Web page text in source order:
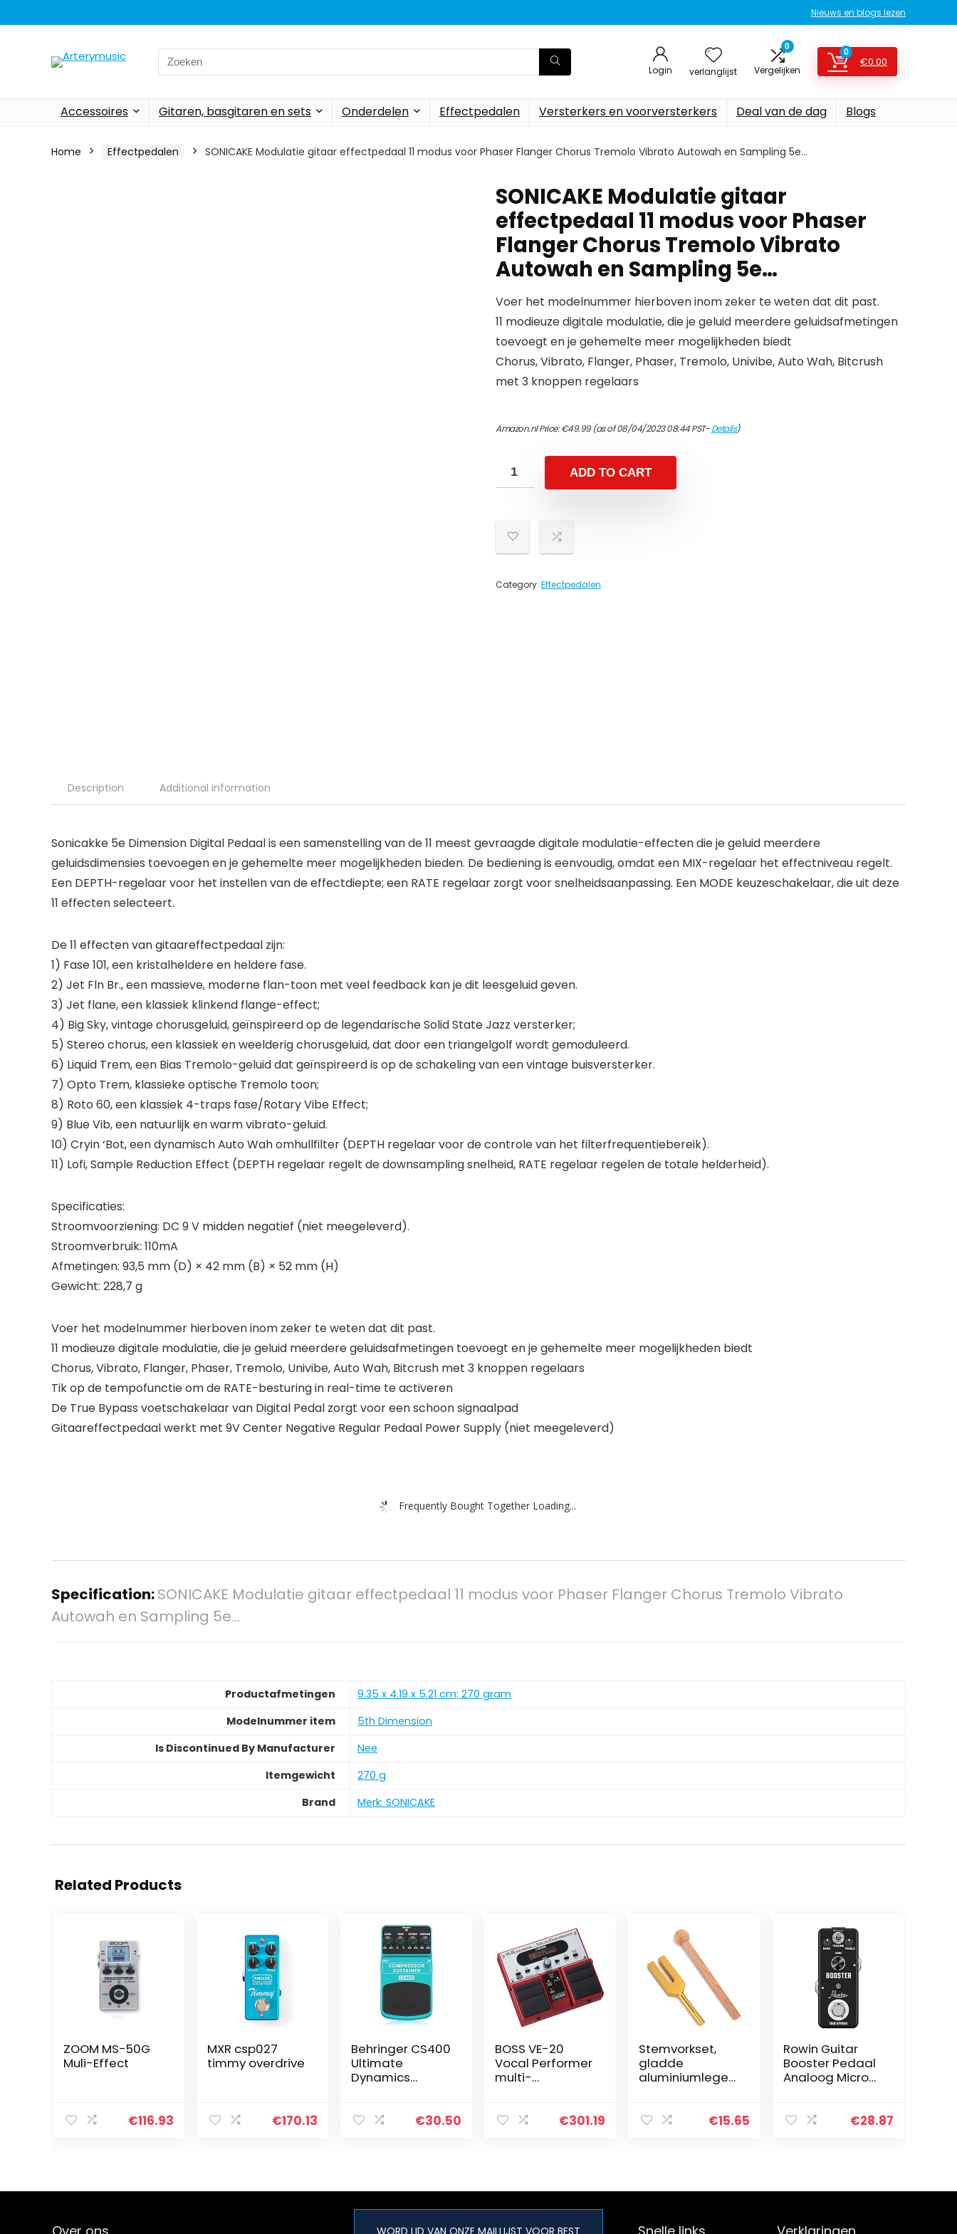
Nieuws en blogs lezen
Search
for:
Login verlanglijst
0
Vergelijken
0
€0.00
Accessoires Gitaren, basgitaren en sets Onderdelen Effectpedalen Versterkers en voorversterkers Deal van de dag Blogs
Home Effectpedalen SONICAKE Modulatie gitaar effectpedaal 11 modus voor Phaser Flanger Chorus Tremolo Vibrato Autowah en Sampling 5e…
SONICAKE Modulatie gitaar
effectpedaal 11 modus voor Phaser
Flanger Chorus Tremolo Vibrato
Autowah en Sampling 5e…
Voer het modelnummer hierboven inom zeker te weten dat dit past.
11 modieuze digitale modulatie, die je geluid meerdere geluidsafmetingen
toevoegt en je gehemelte meer mogelijkheden biedt
Chorus, Vibrato, Flanger, Phaser, Tremolo, Univibe, Auto Wah, Bitcrush
met 3 knoppen regelaars
Amazon.nl Price:€49.99(as of 08/04/2023 08:44 PST-Details)
ADD TO CART
Category: Effectpedalen
Description Additional information
Sonicakke 5e Dimension Digital Pedaal is een samenstelling van de 11 meest gevraagde digitale modulatie-effecten die je geluid meerdere
geluidsdimensies toevoegen en je gehemelte meer mogelijkheden bieden. De bediening is eenvoudig, omdat een MIX-regelaar het effectniveau regelt.
Een DEPTH-regelaar voor het instellen van de effectdiepte; een RATE regelaar zorgt voor snelheidsaanpassing. Een MODE keuzeschakelaar, die uit deze
11 effecten selecteert.
De 11 effecten van gitaareffectpedaal zijn:
1) Fase 101, een kristalheldere en heldere fase.
2) Jet Fln Br., een massieve, moderne flan-toon met veel feedback kan je dit leesgeluid geven.
3) Jet flane, een klassiek klinkend flange-effect;
4) Big Sky, vintage chorusgeluid, geïnspireerd op de legendarische Solid State Jazz versterker;
5) Stereo chorus, een klassiek en weelderig chorusgeluid, dat door een triangelgolf wordt gemoduleerd.
6) Liquid Trem, een Bias Tremolo-geluid dat geïnspireerd is op de schakeling van een vintage buisversterker.
7) Opto Trem, klassieke optische Tremolo toon;
8) Roto 60, een klassiek 4-traps fase/Rotary Vibe Effect;
9) Blue Vib, een natuurlijk en warm vibrato-geluid.
10) Cryin ‘Bot, een dynamisch Auto Wah omhullfilter (DEPTH regelaar voor de controle van het filterfrequentiebereik).
11) Lofi, Sample Reduction Effect (DEPTH regelaar regelt de downsampling snelheid, RATE regelaar regelen de totale helderheid).
Specificaties:
Stroomvoorziening: DC 9 V midden negatief (niet meegeleverd).
Stroomverbruik: 110mA
Afmetingen: 93,5 mm (D) × 42 mm (B) × 52 mm (H)
Gewicht: 228,7 g
Voer het modelnummer hierboven inom zeker te weten dat dit past.
11 modieuze digitale modulatie, die je geluid meerdere geluidsafmetingen toevoegt en je gehemelte meer mogelijkheden biedt
Chorus, Vibrato, Flanger, Phaser, Tremolo, Univibe, Auto Wah, Bitcrush met 3 knoppen regelaars
Tik op de tempofunctie om de RATE-besturing in real-time te activeren
De True Bypass voetschakelaar van Digital Pedal zorgt voor een schoon signaalpad
Gitaareffectpedaal werkt met 9V Center Negative Regular Pedaal Power Supply (niet meegeleverd)
Frequently Bought Together Loading...
Specification:SONICAKE Modulatie gitaar effectpedaal 11 modus voor Phaser Flanger Chorus Tremolo Vibrato
Autowah en Sampling 5e…
Productafmetingen
‎9.35 x 4.19 x 5.21 cm; 270 gram
Modelnummer item
‎5th Dimension
Is Discontinued By Manufacturer
‎Nee
Itemgewicht
‎270 g
Brand
Merk: SONICAKE
Related Products
ZOOM MS-50G
Muli-Effect
€116.93
MXR csp027
timmy overdrive
€170.13
Behringer CS400
Ultimate
Dynamics
€30.50
BOSS VE-20
Vocal Performer
multi-
bediening,
€301.19
Stemvorkset,
gladde
aluminiumlegeri
hamer helpt de
€15.65
Rowin Guitar
Booster Pedaal
Analoog Micro
Gitaar Pure €28.87
WORD LID VAN ONZE MAILLIJST VOOR BEST